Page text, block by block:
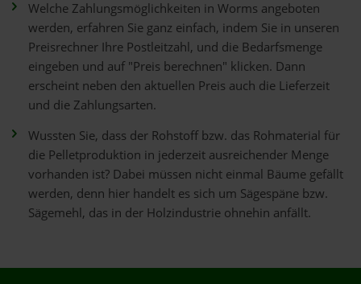
Welche Zahlungsmöglichkeiten in Worms angeboten
werden, erfahren Sie ganz einfach, indem Sie in unseren
Preisrechner Ihre Postleitzahl, und die Bedarfsmenge
eingeben und auf "Preis berechnen" klicken. Dann
erscheint neben den aktuellen Preis auch die Lieferzeit
und die Zahlungsarten.
Wussten Sie, dass der Rohstoff bzw. das Rohmaterial für
die Pelletproduktion in jederzeit ausreichender Menge
vorhanden ist? Dabei müssen nicht einmal Bäume gefällt
werden, denn hier handelt es sich um Sägespäne bzw.
Sägemehl, das in der Holzindustrie ohnehin anfällt.